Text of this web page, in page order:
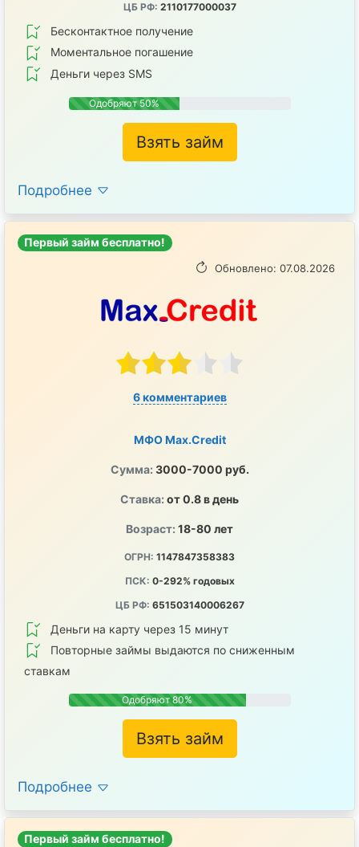
ЦБ РФ: 2110177000037
Бесконтактное получение
Mоментальное погашение
Деньги через SMS
Одобряют 50%
Взять займ
Подробнее
Первый займ бесплатно!
Обновлено: 07.08.2026
6 комментариев
МФО Max.Credit
Сумма: 3000-7000 руб.
Ставка: от 0.8 в день
Возраст: 18-80 лет
ОГРН: 1147847358383
ПСК: 0-292% годовых
ЦБ РФ: 651503140006267
Деньги на карту через 15 минут
Повторные займы выдаются по сниженным
ставкам
Одобряют 80%
Взять займ
Подробнее
Первый займ бесплатно!